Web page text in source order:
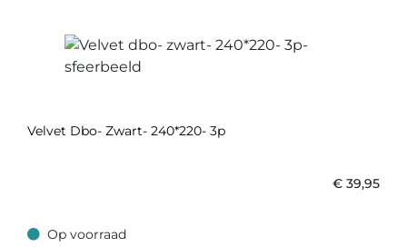
Velvet Dbo- Zwart- 240*220- 3p
€ 39,95
Op voorraad
Op voorraad